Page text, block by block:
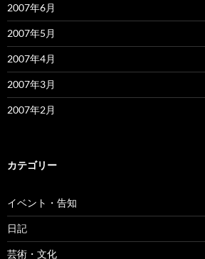
2007年6月
2007年5月
2007年4月
2007年3月
2007年2月
カテゴリー
イベント・告知
日記
芸術・文化